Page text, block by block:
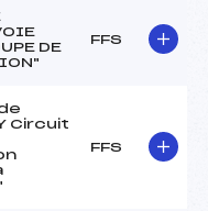
DE
FFS
Circuit
FFS